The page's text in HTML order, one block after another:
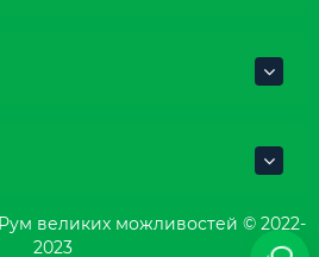
великих можливостей © 2022-
2023